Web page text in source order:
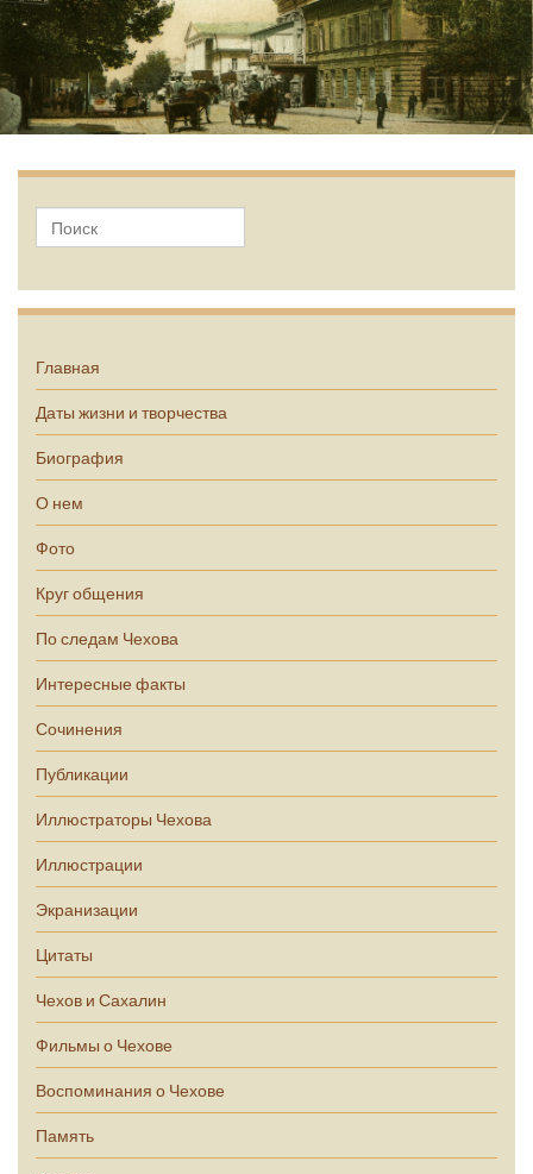
Главная
Даты жизни и творчества
Биография
О нем
Фото
Круг общения
По следам Чехова
Интересные факты
Сочинения
Публикации
Иллюстраторы Чехова
Иллюстрации
Экранизации
Цитаты
Чехов и Сахалин
Фильмы о Чехове
Воспоминания о Чехове
Память